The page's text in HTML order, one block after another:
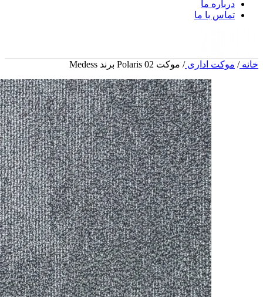
درباره ما
تماس با ما
خانه/ موکت اداری/ موکت Polaris 02 برند Medess